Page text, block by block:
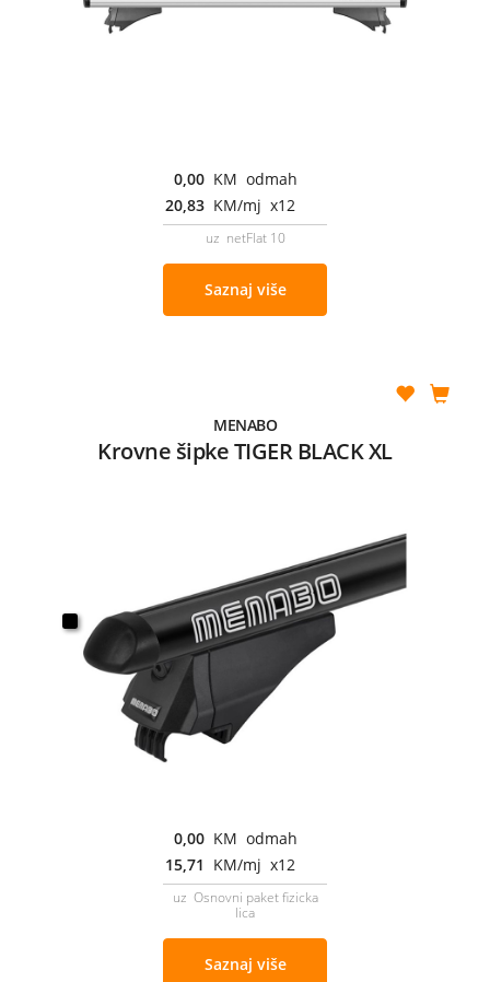
0,00 KM odmah
20,83 KM/mj x12
uz netFlat 10
Saznaj više
MENABO
Krovne šipke TIGER BLACK XL
0,00 KM odmah
15,71 KM/mj x12
uz Osnovni paket fizicka
lica
Saznaj više